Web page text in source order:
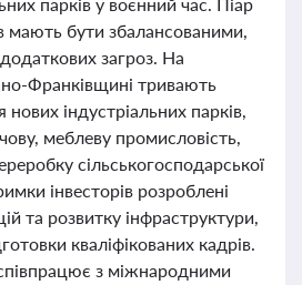
мають бути збалансованими,
загроз. На
Франківщині тривають
нових індустріальних парків,
меблеву промисловість,
сільськогосподарської
інвесторів розроблені
та розвитку інфраструктури,
кваліфікованих кадрів.
з міжнародними